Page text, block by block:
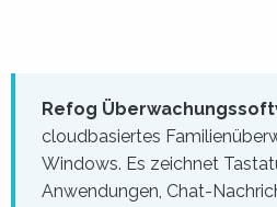
Refog
cloudbasiertes
Windows. Es zeichnet
Anwendungen, Chat-